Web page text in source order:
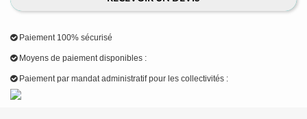
Paiement 100% sécurisé
Moyens de paiement disponibles :
Paiement par mandat administratif pour les collectivités :